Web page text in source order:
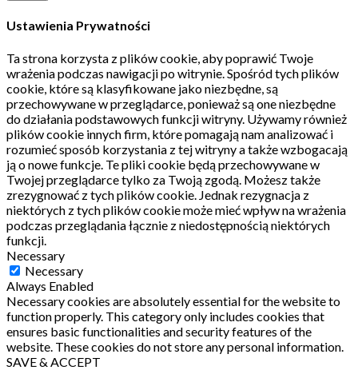
Ustawienia Prywatności
Ta strona korzysta z plików cookie, aby poprawić Twoje
wrażenia podczas nawigacji po witrynie. Spośród tych plików
cookie, które są klasyfikowane jako niezbędne, są
przechowywane w przeglądarce, ponieważ są one niezbędne
do działania podstawowych funkcji witryny. Używamy również
plików cookie innych firm, które pomagają nam analizować i
rozumieć sposób korzystania z tej witryny a także wzbogacają
ją o nowe funkcje. Te pliki cookie będą przechowywane w
Twojej przeglądarce tylko za Twoją zgodą. Możesz także
zrezygnować z tych plików cookie. Jednak rezygnacja z
niektórych z tych plików cookie może mieć wpływ na wrażenia
podczas przeglądania łącznie z niedostępnością niektórych
funkcji.
Necessary
Necessary
Always Enabled
Necessary cookies are absolutely essential for the website to
function properly. This category only includes cookies that
ensures basic functionalities and security features of the
website. These cookies do not store any personal information.
SAVE & ACCEPT